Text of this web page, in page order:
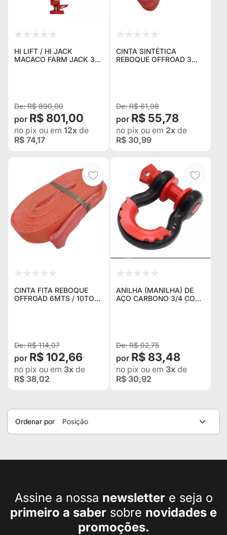
HI LIFT / HI JACK
MACACO FARM JACK 3
R$ 890,00
R$ 801,00
no pix ou em 12x de
R$ 74,17
CINTA SINTÉTICA
REBOQUE OFFROAD 3
R$ 61,98
R$ 55,78
no pix ou em 2x de
R$ 30,99
CINTA FITA REBOQUE
OFFROAD 6MTS / 10TON
R$ 114,07
R$ 102,66
no pix ou em 3x de
R$ 38,02
ANILHA (MANILHA) DE
AÇO CARBONO 3/4 COM
PROTETOR ANTI RUÍDO
R$ 92,75
R$ 83,48
no pix ou em 3x de
R$ 30,92
Ordenar por Posição
Assine a nossa newslettere seja o
primeiro a saber sobre novidades e
promoções.